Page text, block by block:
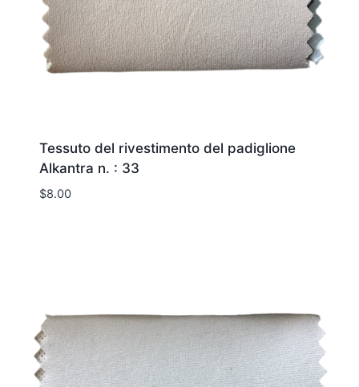
Tessuto del rivestimento del padiglione
Alkantra n. : 33
$8.00